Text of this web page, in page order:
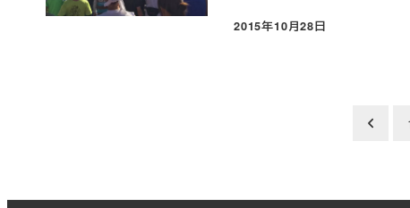
投稿日
2015年10月28日
の